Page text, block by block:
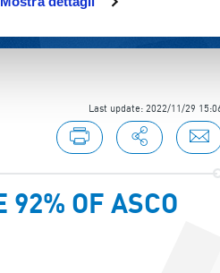
Last update: 2022/11/29
92% OF ASCO